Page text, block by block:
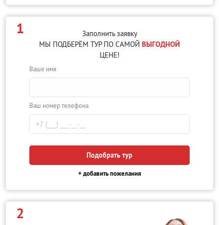
1
Заполнить заявку
МЫ ПОДБЕРЁМ ТУР ПО САМОЙ ВЫГОДНОЙ
ЦЕНЕ!
Ваше имя
Ваш номер телефона
Подобрать тур
+ добавить пожелания
2